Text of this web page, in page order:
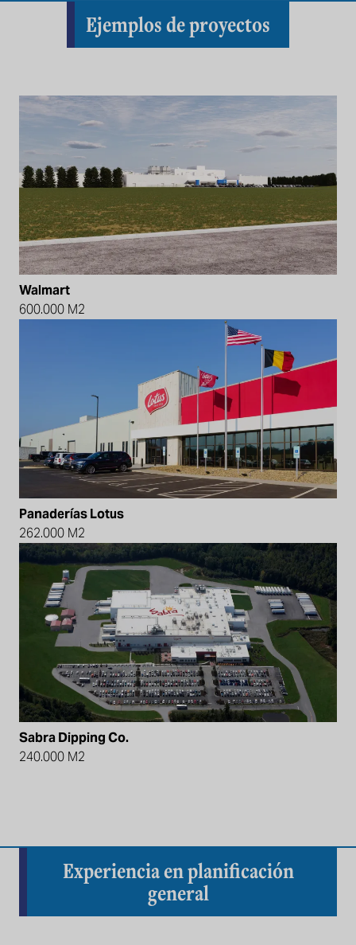
Ejemplos de proyectos
Walmart
600.000 M2
Panaderías Lotus
262.000 M2
Sabra Dipping Co.
240.000 M2
Experiencia en planificación
general